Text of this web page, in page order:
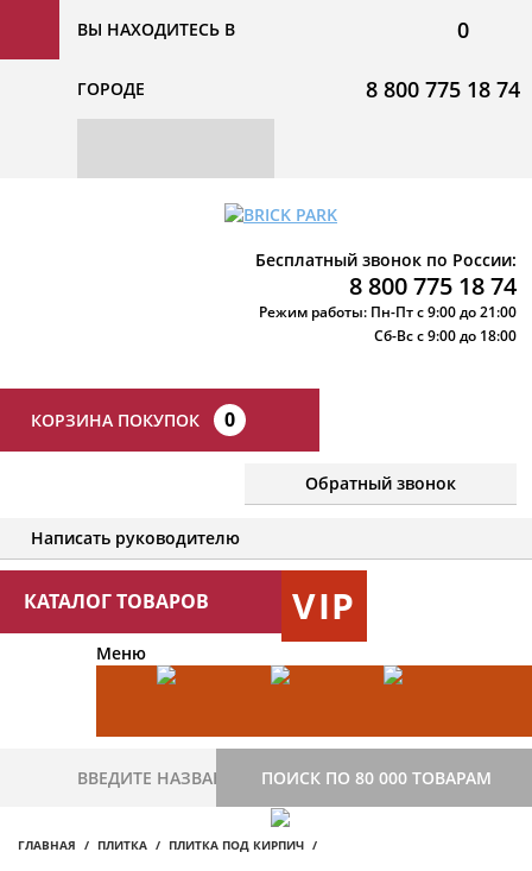
ВЫ НАХОДИТЕСЬ В
ГОРОДЕ
0
8 800 775 18 74
Бесплатный звонок по России:
8 800 775 18 74
Режим работы: Пн-Пт с 9:00 до 21:00
Сб-Вс с 9:00 до 18:00
КОРЗИНА ПОКУПОК 0
Обратный звонок
Написать руководителю
КАТАЛОГ ТОВАРОВ VIP
Меню
ПОИСК ПО 80 000 ТОВАРАМ
ГЛАВНАЯ ПЛИТКА ПЛИТКА ПОД КИРПИЧ